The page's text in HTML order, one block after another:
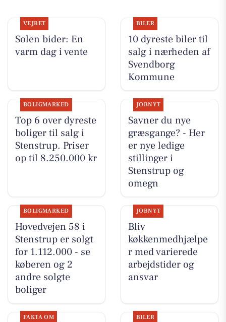
VEJRET
Solen bider: En
varm dag i vente
BILER
10 dyreste biler til
salg i nærheden af
Svendborg
Kommune
BOLIGMARKED
Top 6 over dyreste
boliger til salg i
Stenstrup. Priser
op til 8.250.000 kr
JOBNYT
Savner du nye
græsgange? - Her
er nye ledige
stillinger i
Stenstrup og
omegn
BOLIGMARKED
Hovedvejen 58 i
Stenstrup er solgt
for 1.112.000 - se
køberen og 2
andre solgte
boliger
JOBNYT
Bliv
køkkenmedhjælpe
r med varierede
arbejdstider og
ansvar
FAKTA OM BILER